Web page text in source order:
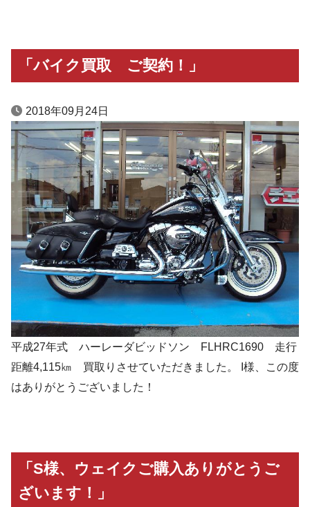
「バイク買取 ご契約！」
2018年09月24日
平成27年式 ハーレーダビッドソン FLHRC1690 走行
距離4,115㎞ 買取りさせていただきました。 I様、この度
はありがとうございました！
「S様、ウェイクご購入ありがとうご
ざいます！」